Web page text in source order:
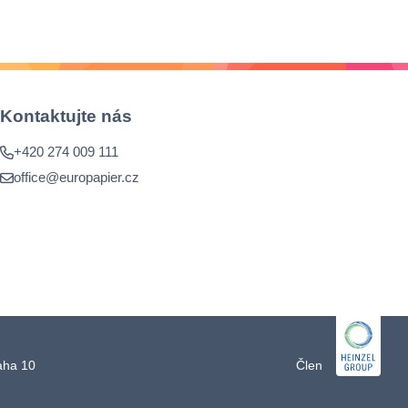
Kontaktujte nás
+420 274 009 111
office@europapier.cz
10 Člen